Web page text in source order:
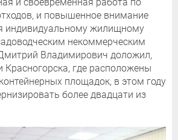
и повышенное внимание
индивидуальному жилищному
некоммерческим
Владимирович доложил,
Красногорска, где расположены
площадок, в этом году
более двадцати из